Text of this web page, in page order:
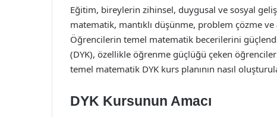
Eğitim, bireylerin zihinsel, duygusal ve sosyal
matematik, mantıklı düşünme, problem çözme
Öğrencilerin temel matematik becerilerini
(DYK), özellikle öğrenme güçlüğü çeken
temel matematik DYK kurs planının nasıl
DYK Kursunun Amacı